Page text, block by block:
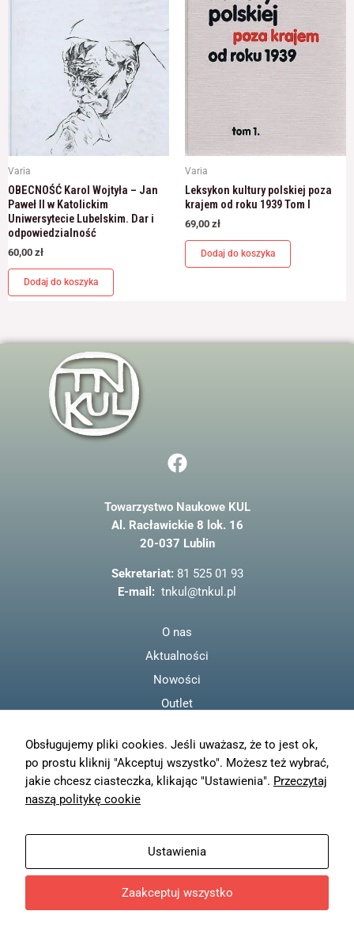
Varia
OBECNOŚĆ Karol Wojtyła – Jan
Paweł II w Katolickim
Uniwersytecie Lubelskim. Dar i
odpowiedzialność
60,00 zł
Dodaj do koszyka
Varia
Leksykon kultury polskiej poza
krajem od roku 1939 Tom I
69,00 zł
Dodaj do koszyka
F
a
e
b
o
o
k
Towarzystwo Naukowe KUL
Al. Racławickie 8 lok. 16
20-037 Lublin
Sekretariat: 81 525 01 93
E-mail: tnkul@tnkul.pl
O nas
Aktualności
Nowości
Outlet
Polityka prywatności
Moje konto
Wysyłka
Zwroty
© TN KUL - 2023 Projekt i wykonanieFreeline
Obsługujemy pliki cookies. Jeśli uważasz, że to jest ok,
po prostu kliknij "Akceptuj wszystko". Możesz też wybrać,
jakie chcesz ciasteczka, klikając "Ustawienia". Przeczytaj
naszą politykę cookie
Ustawienia
Zaakceptuj wszystko